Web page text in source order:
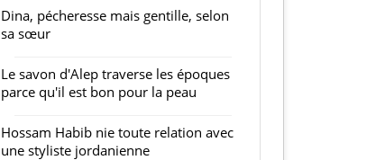
Dina, pécheresse mais gentille, selon
sa sœur
Le savon d'Alep traverse les époques
parce qu'il est bon pour la peau
Hossam Habib nie toute relation avec
une styliste jordanienne